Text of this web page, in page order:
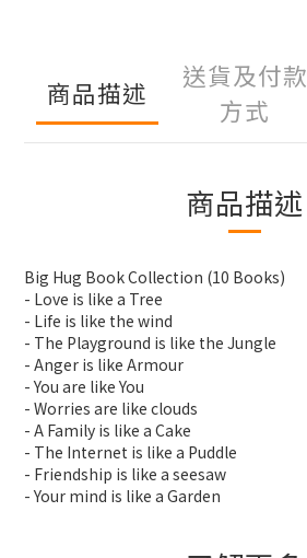
商品描述
送貨及付款
方式
商品描述
Big Hug Book Collection (10 Books)
- Love is like a Tree
- Life is like the wind
- The Playground is like the Jungle
- Anger is like Armour
- You are like You
- Worries are like clouds
- A Family is like a Cake
- The Internet is like a Puddle
- Friendship is like a seesaw
- Your mind is like a Garden